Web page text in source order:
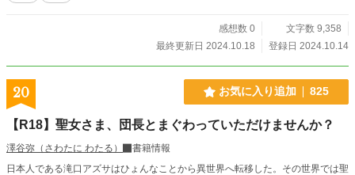
感想数 0
文字数 9,358
最終更新日 2024.10.18
登録日 2024.10.14
20 お気に入り追加 825
【R18】聖女さま、団長とまぐわっていただけませんか？
澤谷弥（さわたに わたる）
書籍情報
日本人である滝口アズサはひょんなことから異世界へ転移した。その世界では聖